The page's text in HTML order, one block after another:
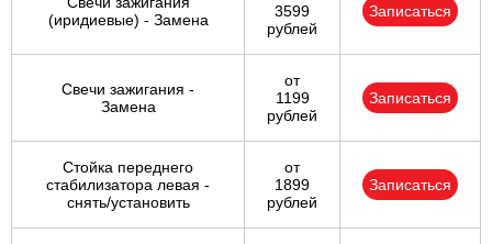
(иридиевые) - Замена
3599
рублей
Записаться
Свечи зажигания -
Замена
от
1199
рублей
Записаться
Стойка переднего
стабилизатора левая -
снять/установить
от
1899
рублей
Записаться